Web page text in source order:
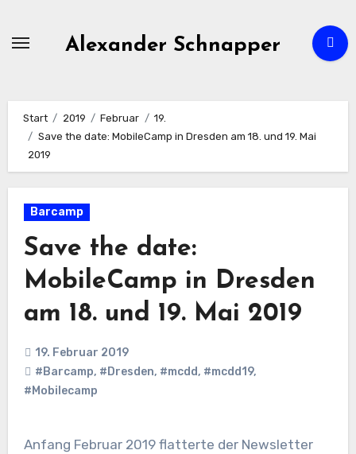
Alexander Schnapper
Start 2019 Februar
19.
Save the date: MobileCamp in Dresden am 18. und 19. Mai
2019
Barcamp
Save the date:
MobileCamp in Dresden
am 18. und 19. Mai 2019
19. Februar 2019
#Barcamp, #Dresden, #mcdd, #mcdd19,
#Mobilecamp
Anfang Februar 2019 flatterte der Newsletter